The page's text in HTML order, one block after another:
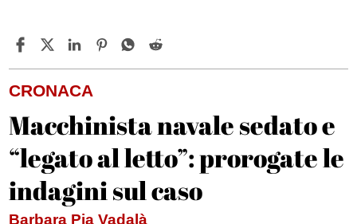
CRONACA
Macchinista navale sedato e
“legato al letto”: prorogate le
indagini sul caso
Barbara Pia Vadalà